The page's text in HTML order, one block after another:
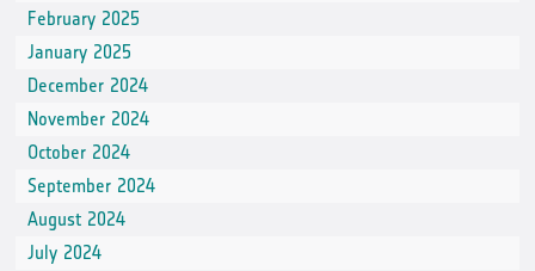
February 2025
January 2025
December 2024
November 2024
October 2024
September 2024
August 2024
July 2024